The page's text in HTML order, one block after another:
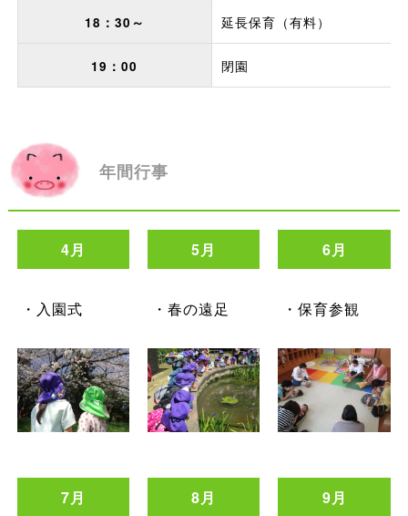
18：30～ 延長保育（有料）
19：00 閉園
年間行事
4月
・入園式
5月
・春の遠足
6月
・保育参観
7月 8月 9月